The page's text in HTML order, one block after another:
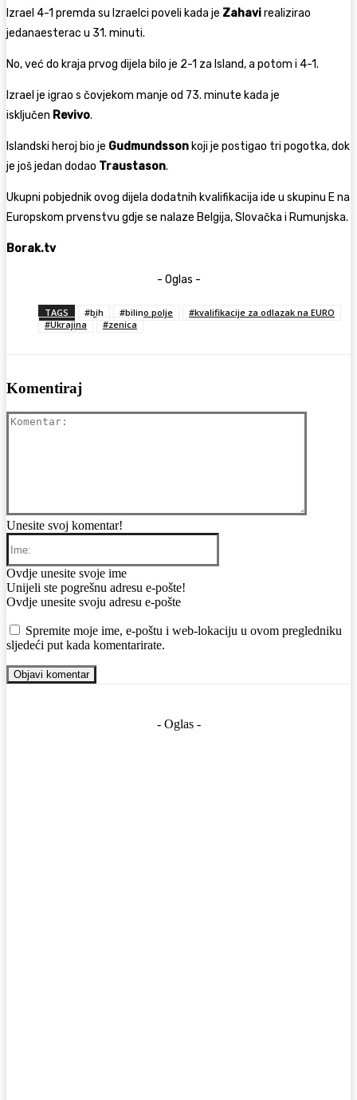
Izrael 4-1 premda su Izraelci poveli kada je Zahavirealizirao
jedanaesterac u 31. minuti.
No, već do kraja prvog dijela bilo je 2-1 za Island, a potom i 4-1.
Izrael je igrao s čovjekom manje od 73. minute kada je
isključen Revivo.
Islandski heroj bio je Gudmundsson koji je postigao tri pogotka, dok
je još jedan dodao Traustason.
Ukupni pobjednik ovog dijela dodatnih kvalifikacija ide u skupinu E na
Europskom prvenstvu gdje se nalaze Belgija, Slovačka i Rumunjska.
Borak.tv
- Oglas -
TAGS #bih #bilino polje
#kvalifikacije za odlazak na EURO
#Ukrajina
#zenica
Komentiraj
Unesite svoj komentar!
Ovdje unesite svoje ime
Email:
Unijeli ste pogrešnu adresu e-pošte!
Ovdje unesite svoju adresu e-pošte
Spremite moje ime, e-poštu i web-lokaciju u ovom pregledniku
sljedeći put kada komentarirate.
- Oglas -